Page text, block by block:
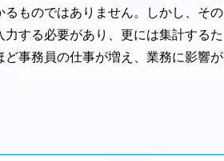
ものではありません。しかし、その
する必要があり、更には集計するた
事務員の仕事が増え、業務に影響が